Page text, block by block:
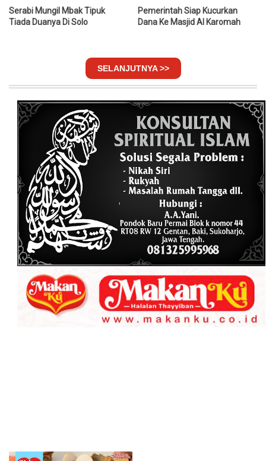
Serabi Mungil Mbak Tipuk
Tiada Duanya Di Solo
Pemerintah Siap Kucurkan
Dana Ke Masjid Al Karomah
SELANJUTNYA >>